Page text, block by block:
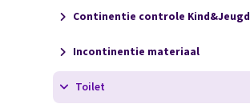
Continentie controle Kind&Jeugd
Incontinentie materiaal
Toilet